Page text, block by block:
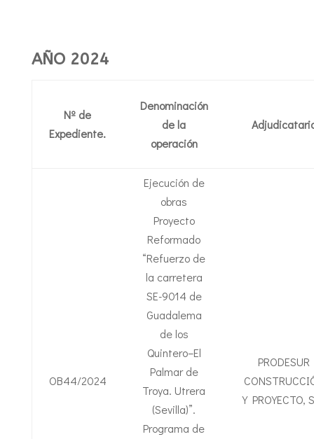
AÑO 2024
Nº de
Expediente.
Denominación
de la
operación
OB44/2024
Ejecución de
obras
Proyecto
Reformado
“Refuerzo de
la carretera
SE-9014 de
Guadalema
de los
Quintero–El
Palmar de
Troya. Utrera
(Sevilla)”.
Programa de
PRODESUR
Y PROYECTO,